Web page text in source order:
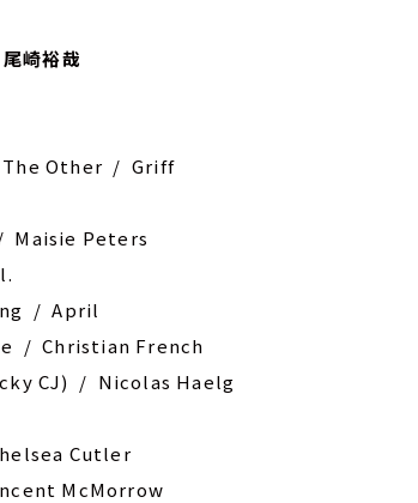
崎裕哉
The Other / Griff
Maisie Peters
/ April
/ Christian French
CJ) / Nicolas Haelg
Cutler
McMorrow